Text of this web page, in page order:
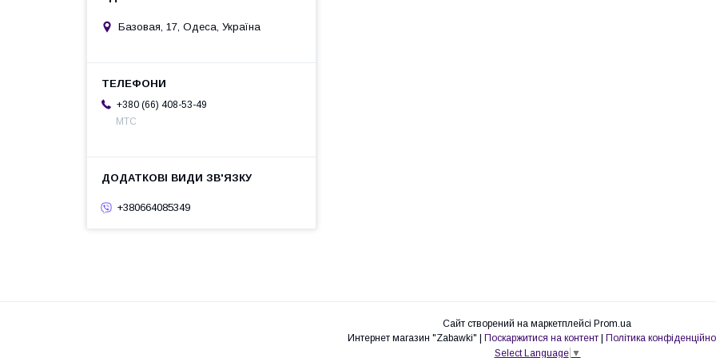
Базовая, 17, Одеса, Україна
+380 (66) 408-53-49
МТС
+380664085349
Сайт створений на маркетплейсі Prom.ua
Поскаржитися на контент
Політика
Select Language ▼